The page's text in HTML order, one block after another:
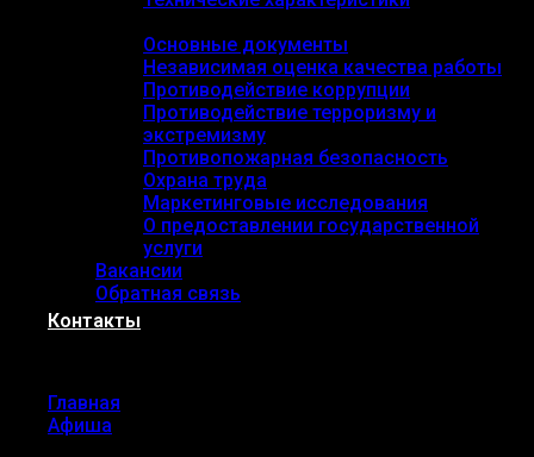
Основные документы
Независимая оценка качества работы
Противодействие коррупции
Противодействие терроризму и
экстремизму
Противопожарная безопасность
Охрана труда
Маркетинговые исследования
О предоставлении государственной
услуги
Вакансии
Обратная связь
Контакты
Главная
Афиша